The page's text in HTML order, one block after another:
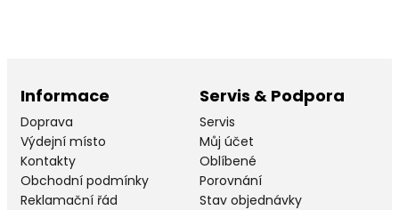
Informace
Doprava
Výdejní místo
Kontakty
Obchodní podmínky
Reklamační řád
Servis & Podpora
Servis
Můj účet
Oblíbené
Porovnání
Stav objednávky